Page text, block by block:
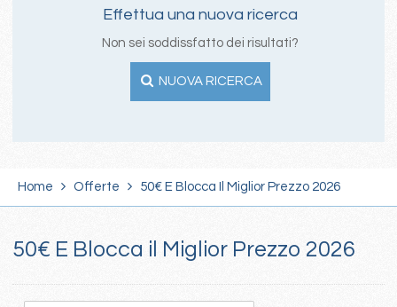
Effettua una nuova ricerca
Non sei soddissfatto dei risultati?
NUOVA RICERCA
Home Offerte 50€ E Blocca Il Miglior Prezzo 2026
50€ E Blocca il Miglior Prezzo 2026